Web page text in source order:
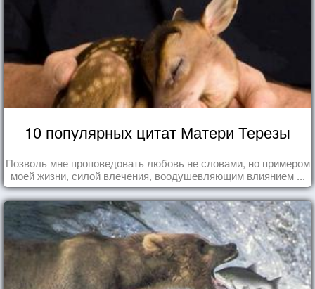
10 популярных цитат Матери Терезы
Позволь мне проповедовать любовь не словами, но примером
моей жизни, силой влечения, воодушевляющим влиянием ...